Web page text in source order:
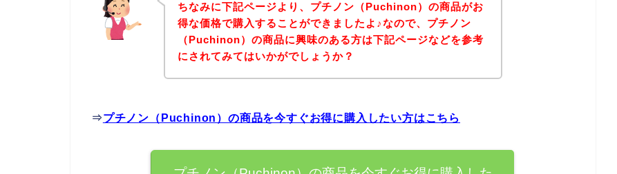
ちなみに下記ページより、プチノン（Puchinon）の商品がお
得な価格で購入することができましたよ♪なので、プチノン
（Puchinon）の商品に興味のある方は下記ページなどを参考
にされてみてはいかがでしょうか？
⇒プチノン（Puchinon）の商品を今すぐお得に購入したい方はこちら